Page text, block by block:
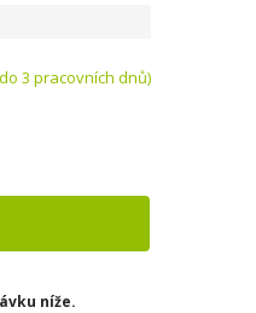
3 pracovních dnů)
níže.